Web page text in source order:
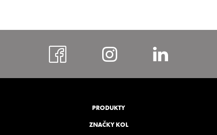
https://https://
PRODUKTY
ZNAČKY KOL